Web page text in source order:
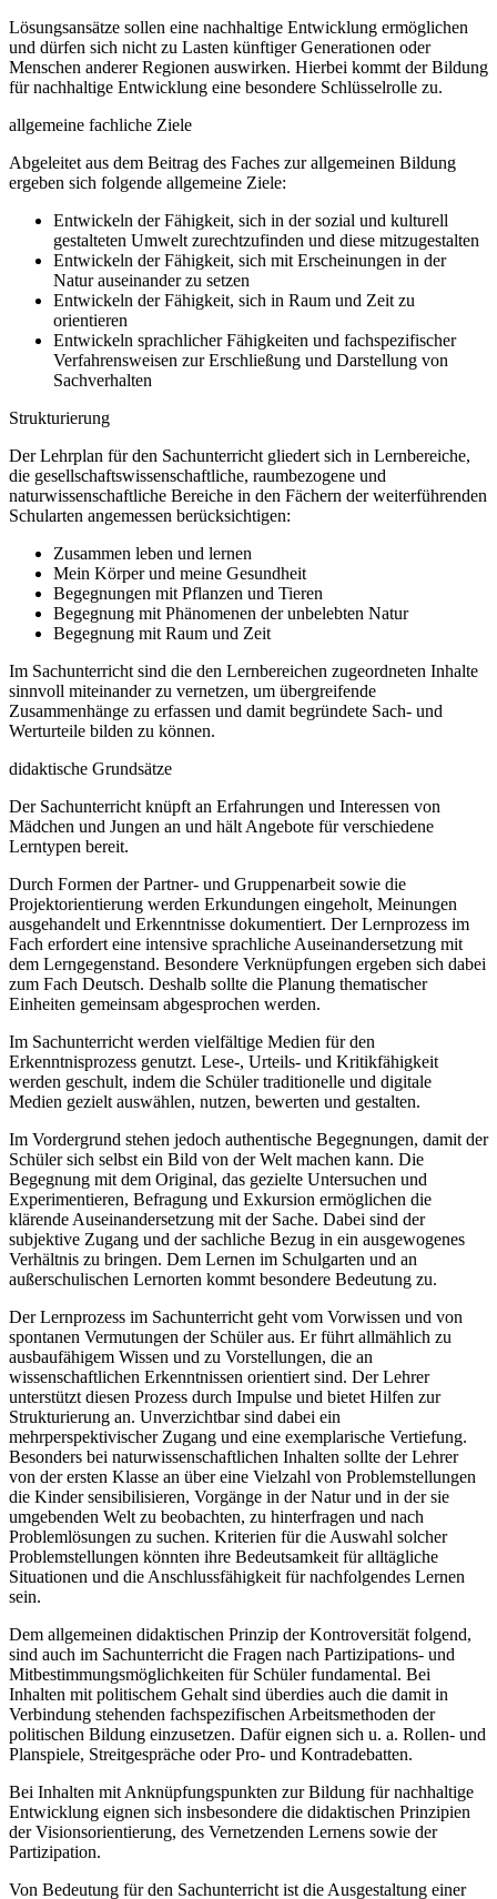
Lösungsansätze sollen eine nachhaltige Entwicklung ermöglichen
und dürfen sich nicht zu Lasten künftiger Generationen oder
Menschen anderer Regionen auswirken. Hierbei kommt der Bildung
für nachhaltige Entwicklung eine besondere Schlüsselrolle zu.
allgemeine fachliche Ziele
Abgeleitet aus dem Beitrag des Faches zur allgemeinen Bildung
ergeben sich folgende allgemeine Ziele:
Entwickeln der Fähigkeit, sich in der sozial und kulturell
gestalteten Umwelt zurechtzufinden und diese mitzugestalten
Entwickeln der Fähigkeit, sich mit Erscheinungen in der
Natur auseinander zu setzen
Entwickeln der Fähigkeit, sich in Raum und Zeit zu
orientieren
Entwickeln sprachlicher Fähigkeiten und fachspezifischer
Verfahrensweisen zur Erschließung und Darstellung von
Sachverhalten
Strukturierung
Der Lehrplan für den Sachunterricht gliedert sich in Lernbereiche,
die gesellschaftswissenschaftliche, raumbezogene und
naturwissenschaftliche Bereiche in den Fächern der weiterführenden
Schularten angemessen berücksichtigen:
Zusammen leben und lernen
Mein Körper und meine Gesundheit
Begegnungen mit Pflanzen und Tieren
Begegnung mit Phänomenen der unbelebten Natur
Begegnung mit Raum und Zeit
Im Sachunterricht sind die den Lernbereichen zugeordneten Inhalte
sinnvoll miteinander zu vernetzen, um übergreifende
Zusammenhänge zu erfassen und damit begründete Sach- und
Werturteile bilden zu können.
didaktische Grundsätze
Der Sachunterricht knüpft an Erfahrungen und Interessen von
Mädchen und Jungen an und hält Angebote für verschiedene
Lerntypen bereit.
Durch Formen der Partner- und Gruppenarbeit sowie die
Projektorientierung werden Erkundungen eingeholt, Meinungen
ausgehandelt und Erkenntnisse dokumentiert. Der Lernprozess im
Fach erfordert eine intensive sprachliche Auseinandersetzung mit
dem Lerngegenstand. Besondere Verknüpfungen ergeben sich dabei
zum Fach Deutsch. Deshalb sollte die Planung thematischer
Einheiten gemeinsam abgesprochen werden.
Im Sachunterricht werden vielfältige Medien für den
Erkenntnisprozess genutzt. Lese-, Urteils- und Kritikfähigkeit
werden geschult, indem die Schüler traditionelle und digitale
Medien gezielt auswählen, nutzen, bewerten und gestalten.
Im Vordergrund stehen jedoch authentische Begegnungen, damit der
Schüler sich selbst ein Bild von der Welt machen kann. Die
Begegnung mit dem Original, das gezielte Untersuchen und
Experimentieren, Befragung und Exkursion ermöglichen die
klärende Auseinandersetzung mit der Sache. Dabei sind der
subjektive Zugang und der sachliche Bezug in ein ausgewogenes
Verhältnis zu bringen. Dem Lernen im Schulgarten und an
außerschulischen Lernorten kommt besondere Bedeutung zu.
Der Lernprozess im Sachunterricht geht vom Vorwissen und von
spontanen Vermutungen der Schüler aus. Er führt allmählich zu
ausbaufähigem Wissen und zu Vorstellungen, die an
wissenschaftlichen Erkenntnissen orientiert sind. Der Lehrer
unterstützt diesen Prozess durch Impulse und bietet Hilfen zur
Strukturierung an. Unverzichtbar sind dabei ein
mehrperspektivischer Zugang und eine exemplarische Vertiefung.
Besonders bei naturwissenschaftlichen Inhalten sollte der Lehrer
von der ersten Klasse an über eine Vielzahl von Problemstellungen
die Kinder sensibilisieren, Vorgänge in der Natur und in der sie
umgebenden Welt zu beobachten, zu hinterfragen und nach
Problemlösungen zu suchen. Kriterien für die Auswahl solcher
Problemstellungen könnten ihre Bedeutsamkeit für alltägliche
Situationen und die Anschlussfähigkeit für nachfolgendes Lernen
sein.
Dem allgemeinen didaktischen Prinzip der Kontroversität folgend,
sind auch im Sachunterricht die Fragen nach Partizipations- und
Mitbestimmungsmöglichkeiten für Schüler fundamental. Bei
Inhalten mit politischem Gehalt sind überdies auch die damit in
Verbindung stehenden fachspezifischen Arbeitsmethoden der
politischen Bildung einzusetzen. Dafür eignen sich u. a. Rollen- und
Planspiele, Streitgespräche oder Pro- und Kontradebatten.
Bei Inhalten mit Anknüpfungspunkten zur Bildung für nachhaltige
Entwicklung eignen sich insbesondere die didaktischen Prinzipien
der Visionsorientierung, des Vernetzenden Lernens sowie der
Partizipation.
Von Bedeutung für den Sachunterricht ist die Ausgestaltung einer